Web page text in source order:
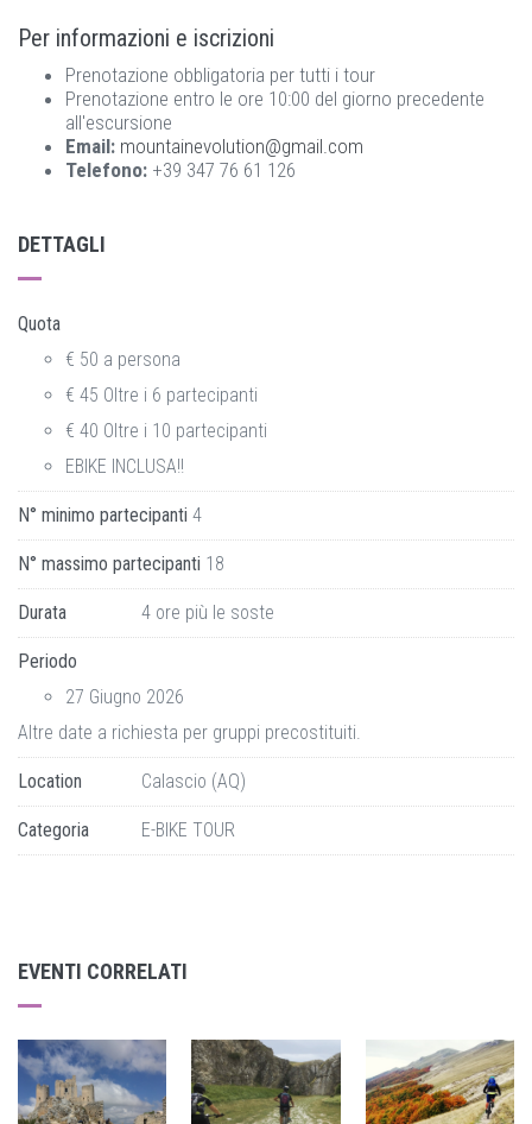
Per informazioni e iscrizioni
Prenotazione obbligatoria per tutti i tour
Prenotazione entro le ore 10:00 del giorno precedente
all'escursione
Email: mountainevolution@gmail.com
Telefono: +39 347 76 61 126
DETTAGLI
Quota
€ 50 a persona
€ 45 Oltre i 6 partecipanti
€ 40 Oltre i 10 partecipanti
EBIKE INCLUSA!!
N° minimo partecipanti 4
N° massimo partecipanti 18
Durata 4 ore più le soste
Periodo
27 Giugno 2026
Altre date a richiesta per gruppi precostituiti.
Location Calascio (AQ)
Categoria E-BIKE TOUR
EVENTI CORRELATI